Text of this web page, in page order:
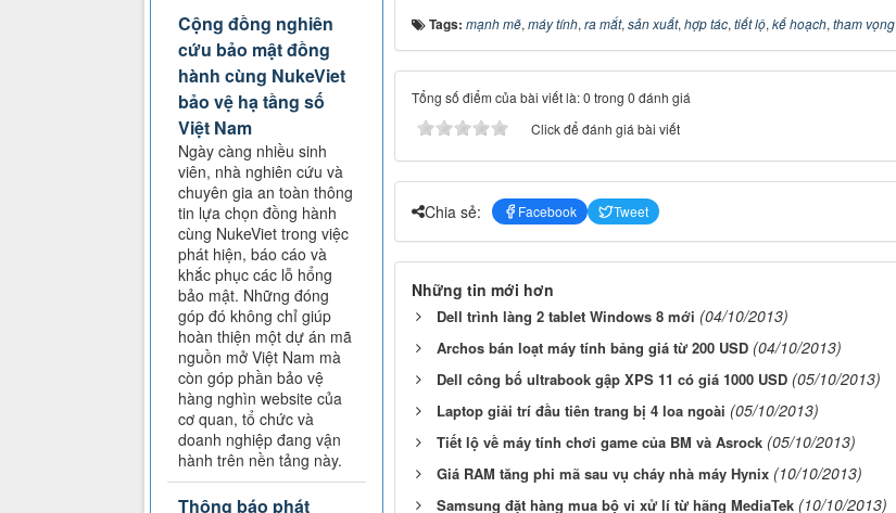
Tags: mạnh mẽ, máy tính, ra mắt, sản xuất, hợp tác, tiết lộ, kế hoạch, tham vọng
Tổng số điểm của bài viết là: 0 trong 0 đánh giá
Click để đánh giá bài viết
Chia sẻ: Facebook Tweet
Những tin mới hơn
Dell trình làng 2 tablet Windows 8 mới (04/10/2013)
Archos bán loạt máy tính bảng giá từ 200 USD (04/10/2013)
Dell công bố ultrabook gập XPS 11 có giá 1000 USD (05/10/2013)
Laptop giải trí đầu tiên trang bị 4 loa ngoài (05/10/2013)
Tiết lộ về máy tính chơi game của BM và Asrock (05/10/2013)
Giá RAM tăng phi mã sau vụ cháy nhà máy Hynix (10/10/2013)
Samsung đặt hàng mua bộ vi xử lí từ hãng MediaTek (10/10/2013)
Cộng đồng nghiên
cứu bảo mật đồng
hành cùng NukeViet
bảo vệ hạ tầng số
Việt Nam
Ngày càng nhiều sinh
viên, nhà nghiên cứu và
chuyên gia an toàn thông
tin lựa chọn đồng hành
cùng NukeViet trong việc
phát hiện, báo cáo và
khắc phục các lỗ hổng
bảo mật. Những đóng
góp đó không chỉ giúp
hoàn thiện một dự án mã
nguồn mở Việt Nam mà
còn góp phần bảo vệ
hàng nghìn website của
cơ quan, tổ chức và
doanh nghiệp đang vận
hành trên nền tảng này.
Thông báo phát